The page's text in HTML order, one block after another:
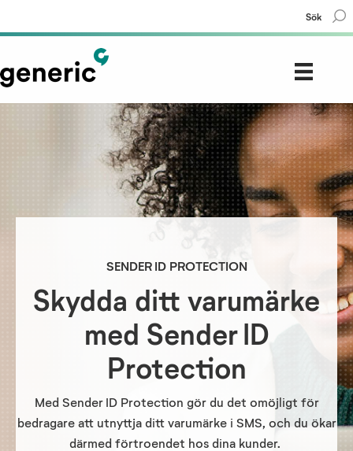
Sök
SENDER ID PROTECTION
Skydda ditt varumärke
med Sender ID
Protection
Med Sender ID Protection gör du det omöjligt för
bedragare att utnyttja ditt varumärke i SMS, och du ökar
därmed förtroendet hos dina kunder.